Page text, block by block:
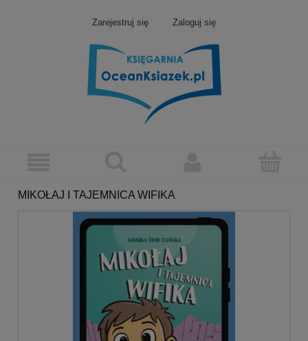
Zarejestruj się Zaloguj się
MIKOŁAJ I TAJEMNICA WIFIKA